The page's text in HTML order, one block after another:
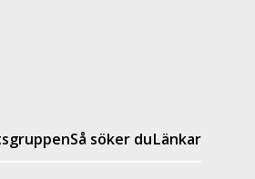
Så söker duLänkar